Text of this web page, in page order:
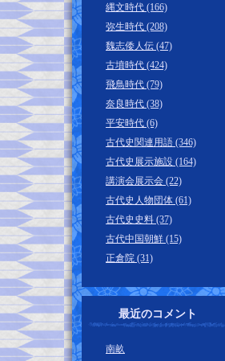
縄文時代 (166)
弥生時代 (208)
魏志倭人伝 (47)
古墳時代 (424)
飛鳥時代 (79)
奈良時代 (38)
平安時代 (6)
古代史関連用語 (346)
古代史展示施設 (164)
講演会展示会 (22)
古代史人物団体 (61)
古代史史料 (37)
古代中国朝鮮 (15)
正倉院 (31)
最近のコメント
南畝